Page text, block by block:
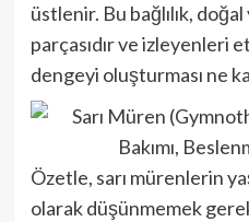
üstlenir. Bu bağlılık,
parçasıdır ve izleyenleri
dengeyi oluşturması ne
Özetle, sarı mürenlerin
olarak düşünmemek